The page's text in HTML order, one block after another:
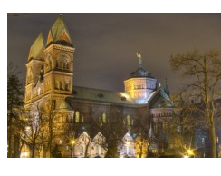
прямі
—